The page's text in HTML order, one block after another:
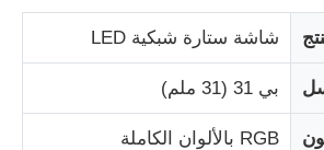
شاشة ستارة شبكية LED
بي 31 (31 ملم)
RGB بالألوان الكاملة